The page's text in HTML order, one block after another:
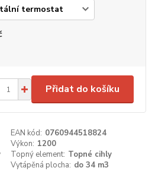
Přidat do košíku
EAN kód: 0760944518824
Výkon: 1200
Topný element: Topné cihly
Vytápěná plocha: do 34 m3